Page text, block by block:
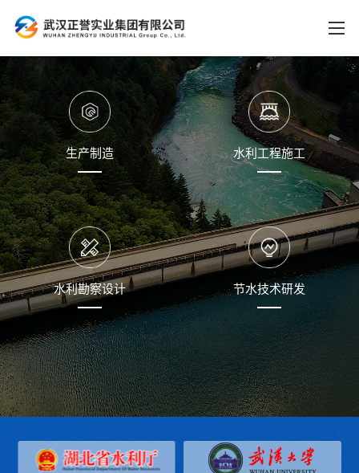
生产制造 水利工程施工
水利勘察设计 节水技术研发